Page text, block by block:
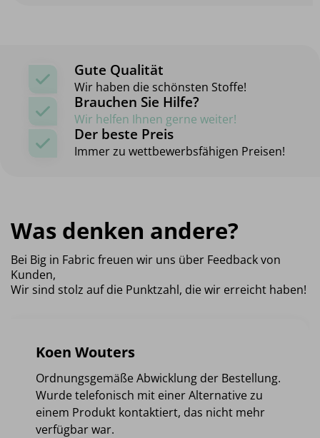
Gute Qualität
Wir haben die schönsten Stoffe!
Brauchen Sie Hilfe?
Wir helfen Ihnen gerne weiter!
Der beste Preis
Immer zu wettbewerbsfähigen Preisen!
Was denken andere?
Bei Big in Fabric freuen wir uns über Feedback von
Kunden,
Wir sind stolz auf die Punktzahl, die wir erreicht haben!
Koen Wouters
Ordnungsgemäße Abwicklung der Bestellung.
Wurde telefonisch mit einer Alternative zu
einem Produkt kontaktiert, das nicht mehr
verfügbar war.